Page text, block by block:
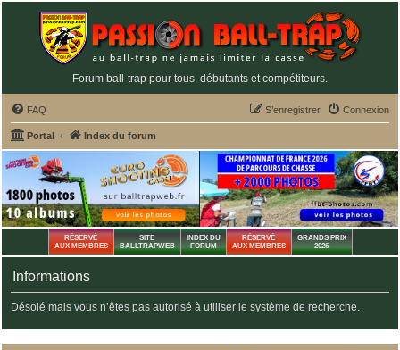
Forum ball-trap pour tous, débutants et compétiteurs.
FAQ Connexion
S’enregistrer
Portal Index du forum
RÉSERVÉ
AUX MEMBRES
SITE
BALLTRAPWEB
INDEX DU
FORUM
RÉSERVÉ
AUX MEMBRES
GRANDS PRIX
2026
Informations
Désolé mais vous n’êtes pas autorisé à utiliser le système de recherche.